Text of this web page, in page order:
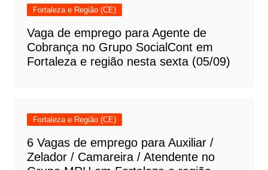
Fortaleza e Região (CE)
Vaga de emprego para Agente de
Cobrança no Grupo SocialCont em
Fortaleza e região nesta sexta (05/09)
Fortaleza e Região (CE)
6 Vagas de emprego para Auxiliar /
Zelador / Camareira / Atendente no